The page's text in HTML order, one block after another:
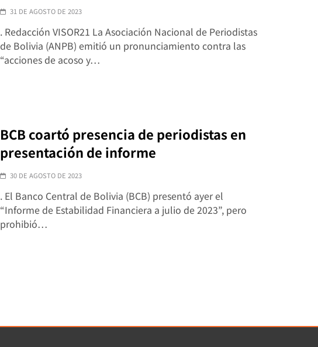
31 DE AGOSTO DE 2023
. Redacción VISOR21 La Asociación Nacional de Periodistas
de Bolivia (ANPB) emitió un pronunciamiento contra las
“acciones de acoso y…
BCB coartó presencia de periodistas en
presentación de informe
30 DE AGOSTO DE 2023
. El Banco Central de Bolivia (BCB) presentó ayer el
“Informe de Estabilidad Financiera a julio de 2023”, pero
prohibió…